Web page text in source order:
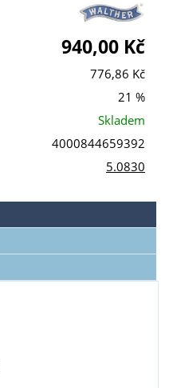
940,00 Kč
776,86 Kč
21 %
Skladem
4000844659392
5.0830